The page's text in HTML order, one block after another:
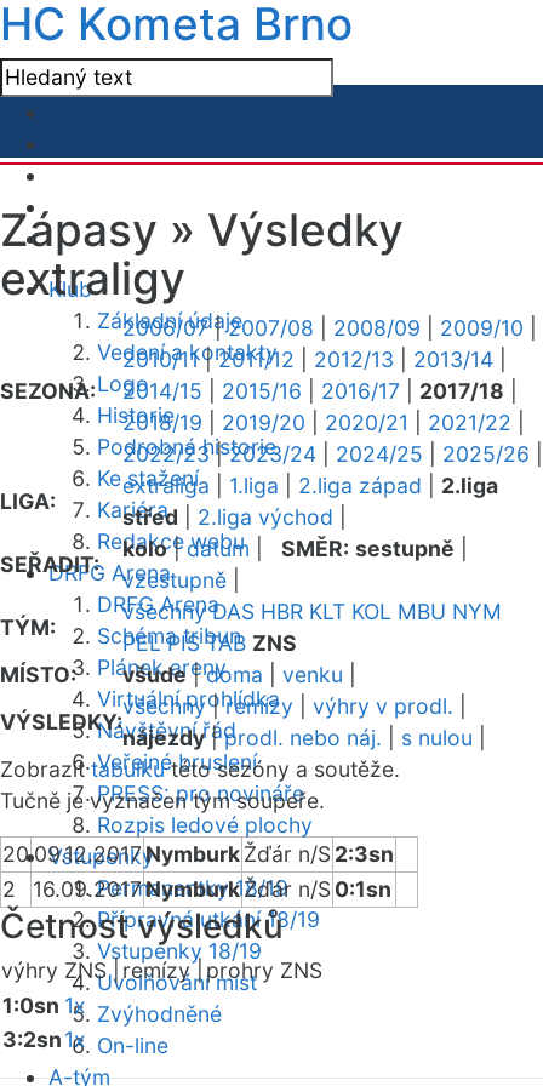
HC Kometa Brno
Klub
Základní údaje
Vedení a kontakty
Logo
Historie
Podrobná historie
Ke stažení
Kariéra
Redakce webu
DRFG Arena
DRFG Arena
Schéma tribun
Plánek areny
Virtuální prohlídka
Návštěvní řád
Veřejné bruslení
PRESS: pro novináře
Rozpis ledové plochy
Vstupenky
Permanentky 18/19
Přípravná utkání 18/19
Vstupenky 18/19
Uvolňování míst
Zvýhodněné
On-line
A-tým
Zápasy » Výsledky
extraligy
SEZONA:
2006/07|2007/08 2008/09 2009/10
2010/11|2011/12 2012/13 2013/14
2014/15
2015/16 2016/17 2017/18
2018/19
2019/20 2020/21 2021/22
2022/23|2023/24 2024/25 2025/26
LIGA:
extraliga 1.liga 2.liga západ
2.liga
střed
2.liga východ
SEŘADIT:
kolo|datum SMĚR: sestupně
vzestupně
TÝM:
všechny DAS HBR KLT KOL MBU NYM
PEL PIS TAB ZNS
MÍSTO:
všude|doma venku
VÝSLEDKY:
všechny|remízy výhry v prodl.
nájezdy|prodl. nebo náj. s nulou
Zobrazittabulkutéto sezóny a soutěže.
Tučně je vyznačen tým soupeře.
20 09.12.2017NymburkŽďár n/S2:3sn
2
16.09.2017NymburkŽďár n/S0:1sn
Četnost výsledků
výhry ZNS | remízy | prohry ZNS
1:0sn 1x
3:2sn1x